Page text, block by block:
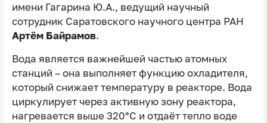
имени Гагарина Ю.А., ведущий научный
сотрудник Саратовского научного центра РАН
Артём Байрамов.
Вода является важнейшей частью атомных
станций – она выполняет функцию охладителя,
который снижает температуру в реакторе. Вода
циркулирует через активную зону реактора,
нагревается выше 320°C и отдаёт тепло воде